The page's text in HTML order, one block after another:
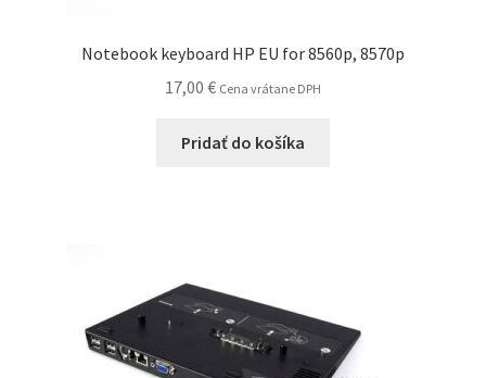
Notebook keyboard HP EU for 8560p, 8570p
17,00 € Cena vrátane DPH
Pridať do košíka